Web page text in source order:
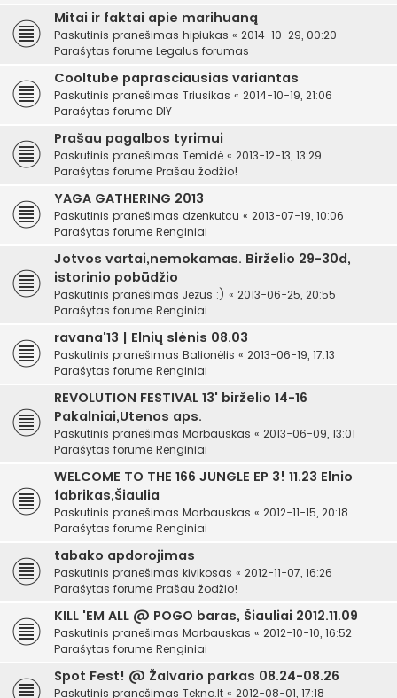
Mitai ir faktai apie marihuaną
Paskutinis pranešimas hipiukas « 2014-10-29, 00:20
Parašytas forume Legalus forumas
Cooltube paprasciausias variantas
Paskutinis pranešimas Triusikas « 2014-10-19, 21:06
Parašytas forume DIY
Prašau pagalbos tyrimui
Paskutinis pranešimas Temidė « 2013-12-13, 13:29
Parašytas forume Prašau žodžio!
YAGA GATHERING 2013
Paskutinis pranešimas dzenkutcu « 2013-07-19, 10:06
Parašytas forume Renginiai
Jotvos vartai,nemokamas. Birželio 29-30d,
istorinio pobūdžio
Paskutinis pranešimas Jezus :) « 2013-06-25, 20:55
Parašytas forume Renginiai
ravana'13 | Elnių slėnis 08.03
Paskutinis pranešimas Balionėlis « 2013-06-19, 17:13
Parašytas forume Renginiai
REVOLUTION FESTIVAL 13' birželio 14-16
Pakalniai,Utenos aps.
Paskutinis pranešimas Marbauskas « 2013-06-09, 13:01
Parašytas forume Renginiai
WELCOME TO THE 166 JUNGLE EP 3! 11.23 Elnio
fabrikas,Šiaulia
Paskutinis pranešimas Marbauskas « 2012-11-15, 20:18
Parašytas forume Renginiai
tabako apdorojimas
Paskutinis pranešimas kivikosas « 2012-11-07, 16:26
Parašytas forume Prašau žodžio!
KILL 'EM ALL @ POGO baras, Šiauliai 2012.11.09
Paskutinis pranešimas Marbauskas « 2012-10-10, 16:52
Parašytas forume Renginiai
Spot Fest! @ Žalvario parkas 08.24-08.26
Paskutinis pranešimas Tekno.lt « 2012-08-01, 17:18